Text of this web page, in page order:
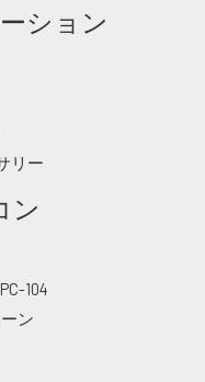
ション
リー
ン
104
ン